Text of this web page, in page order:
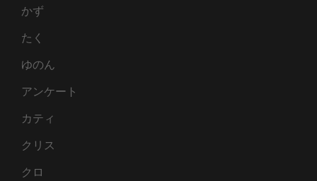
かず
たく
ゆのん
アンケート
カティ
クリス
クロ